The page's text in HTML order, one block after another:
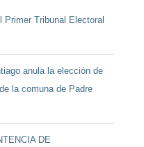
Primer Tribunal Electoral
anula la elección de
la comuna de Padre
DE